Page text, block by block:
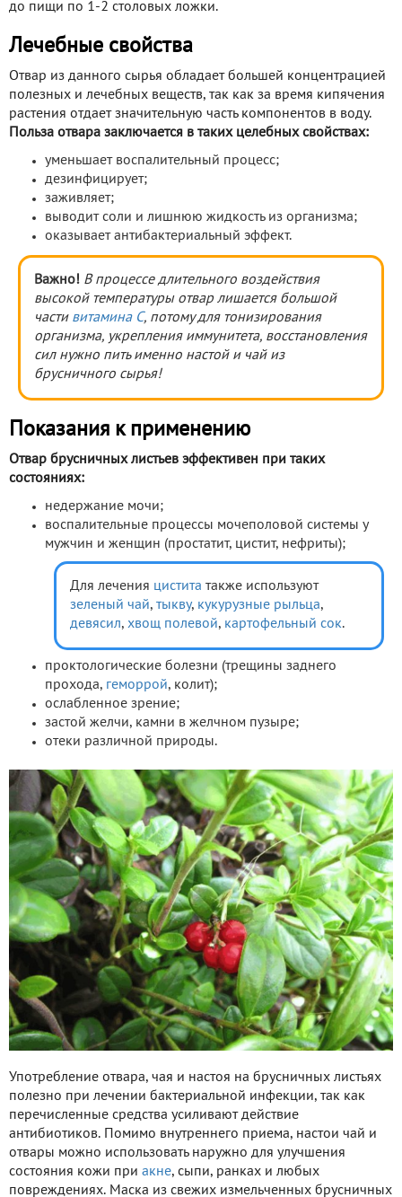
до пищи по 1-2 столовых ложки.
Лечебные свойства
Отвар из данного сырья обладает большей концентрацией
полезных и лечебных веществ, так как за время кипячения
растения отдает значительную часть компонентов в воду.
Польза отвара заключается в таких целебных свойствах:
уменьшает воспалительный процесс;
дезинфицирует;
заживляет;
выводит соли и лишнюю жидкость из организма;
оказывает антибактериальный эффект.
Важно! В процессе длительного воздействия
высокой температуры отвар лишается большой
части витамина С, потому для тонизирования
организма, укрепления иммунитета, восстановления
сил нужно пить именно настой и чай из
брусничного сырья!
Показания к применению
Отвар брусничных листьев эффективен при таких
состояниях:
недержание мочи;
воспалительные процессы мочеполовой системы у
мужчин и женщин (простатит, цистит, нефриты);
Для лечения цистита также используют
зеленый чай, тыкву, кукурузные рыльца,
девясил, хвощ полевой, картофельный сок.
проктологические болезни (трещины заднего
прохода, геморрой, колит);
ослабленное зрение;
застой желчи, камни в желчном пузыре;
отеки различной природы.
Употребление отвара, чая и настоя на брусничных листьях
полезно при лечении бактериальной инфекции, так как
перечисленные средства усиливают действие
антибиотиков. Помимо внутреннего приема, настои чай и
отвары можно использовать наружно для улучшения
состояния кожи при акне, сыпи, ранках и любых
повреждениях. Маска из свежих измельченных брусничных